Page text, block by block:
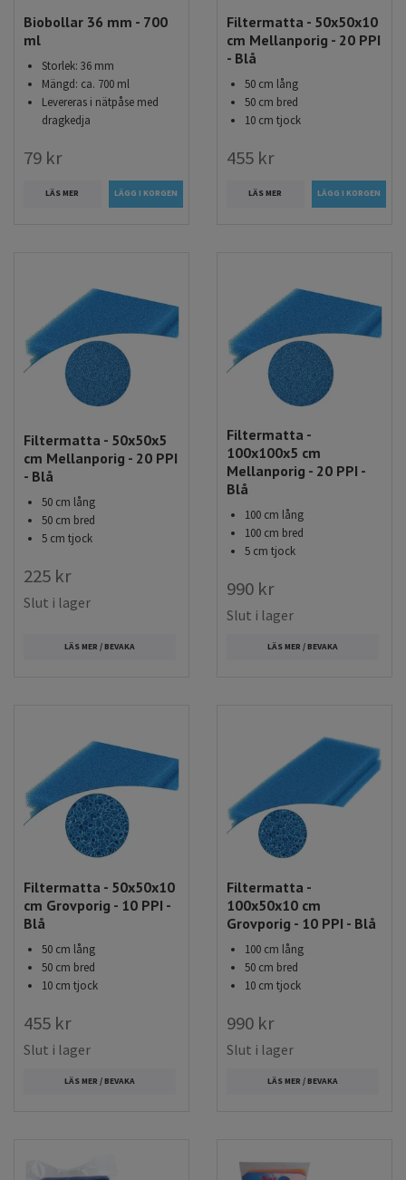
Biobollar 36 mm - 700
ml
Storlek: 36 mm
Mängd: ca. 700 ml
Levereras i nätpåse med
dragkedja
79 kr
LÄS MER
Filtermatta - 50x50x10
cm Mellanporig - 20 PPI
- Blå
50 cm lång
50 cm bred
10 cm tjock
455 kr
LÄS MER
Filtermatta - 50x50x5
cm Mellanporig - 20 PPI
- Blå
50 cm lång
50 cm bred
5 cm tjock
225 kr
Slut i lager
LÄS MER / BEVAKA
Filtermatta -
100x100x5 cm
Mellanporig - 20 PPI -
Blå
100 cm lång
100 cm bred
5 cm tjock
990 kr
Slut i lager
LÄS MER / BEVAKA
Filtermatta - 50x50x10
cm Grovporig - 10 PPI -
Blå
50 cm lång
50 cm bred
10 cm tjock
455 kr
Slut i lager
LÄS MER / BEVAKA
Filtermatta -
100x50x10 cm
Grovporig - 10 PPI - Blå
100 cm lång
50 cm bred
10 cm tjock
990 kr
Slut i lager
LÄS MER / BEVAKA